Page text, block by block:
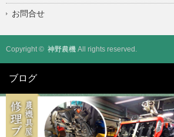
お問合せ
Copyright © 神野農機 All rights reserved.
ブログ